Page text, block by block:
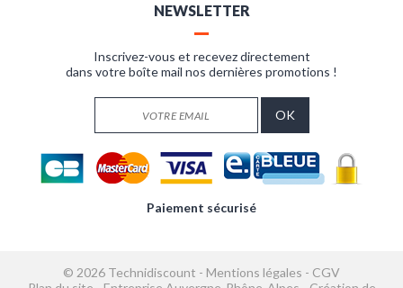
NEWSLETTER
Inscrivez-vous et recevez directement
dans votre boîte mail nos dernières promotions !
Paiement sécurisé
© 2026 Technidiscount - Mentions légales - CGV